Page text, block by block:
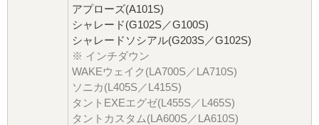
アプローズ(A101S)
シャレード(G102S／G100S)
シャレードソシアル(G203S／G102S)
※ インチダウン
WAKEウェイク(LA700S／LA710S)
ソニカ(L405S／L415S)
タントEXEエグゼ(L455S／L465S)
タントカスタム(LA600S／LA610S)